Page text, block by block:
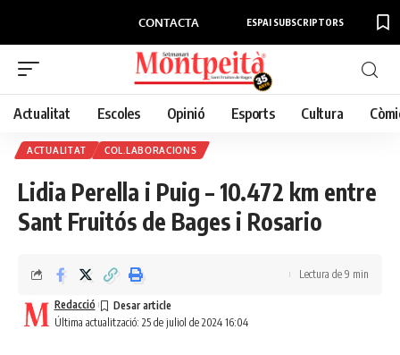
CONTACTA ESPAI SUBSCRIPTORS
Actualitat Escoles Opinió Esports Cultura
ACTUALITAT COL.LABORACIONS
Lidia Perella i Puig – 10.472 km entre
Sant Fruitós de Bages i Rosario
Última actualització: 25 de juliol de 2024 16:04
Redacció
Lectura de 9 min